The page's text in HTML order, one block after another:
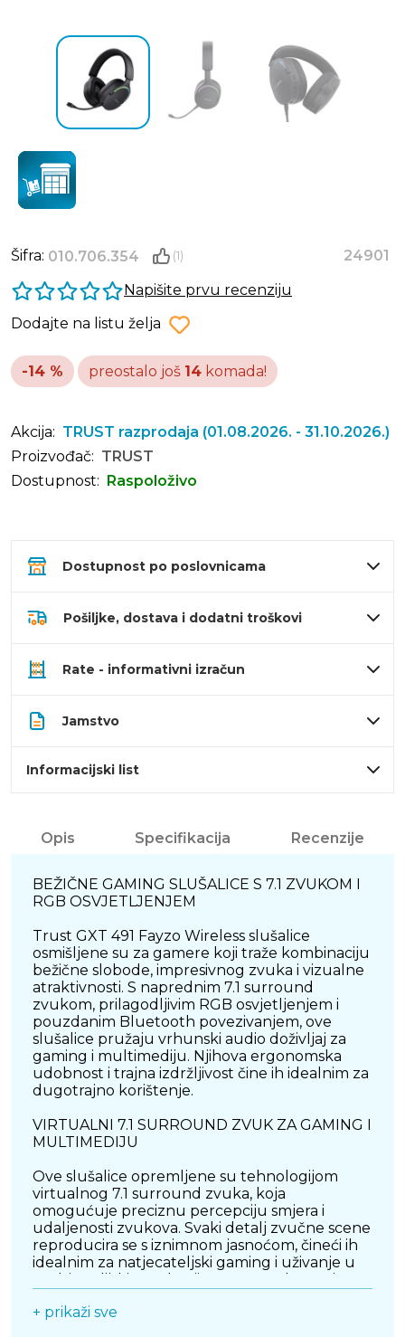
Šifra: 010.706.354 (1)
24901
Napišite prvu recenziju
Dodajte na listu želja
-14 % preostalo još 14 komada!
Akcija: TRUST razprodaja (01.08.2026. - 31.10.2026.)
Proizvođač: TRUST
Dostupnost:
Raspoloživo
Dostupnost po poslovnicama
Pošiljke, dostava i dodatni troškovi
Rate - informativni izračun
Jamstvo
Informacijski list
Opis Specifikacija Recenzije
BEŽIČNE GAMING SLUŠALICE S 7.1 ZVUKOM I
RGB OSVJETLJENJEM
Trust GXT 491 Fayzo Wireless slušalice
osmišljene su za gamere koji traže kombinaciju
bežične slobode, impresivnog zvuka i vizualne
atraktivnosti. S naprednim 7.1 surround
zvukom, prilagodljivim RGB osvjetljenjem i
pouzdanim Bluetooth povezivanjem, ove
slušalice pružaju vrhunski audio doživljaj za
gaming i multimediju. Njihova ergonomska
udobnost i trajna izdržljivost čine ih idealnim za
dugotrajno korištenje.
VIRTUALNI 7.1 SURROUND ZVUK ZA GAMING I
MULTIMEDIJU
Ove slušalice opremljene su tehnologijom
virtualnog 7.1 surround zvuka, koja
omogućuje preciznu percepciju smjera i
udaljenosti zvukova. Svaki detalj zvučne scene
reproducira se s iznimnom jasnoćom, čineći ih
idealnim za natjecateljski gaming i uživanje u
+ prikaži sve